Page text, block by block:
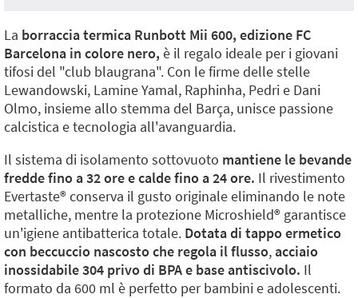
La borraccia termica Runbott Mii 600, edizione FC
Barcelona in colore nero, è il regalo ideale per i giovani
tifosi del "club blaugrana". Con le firme delle stelle
Lewandowski, Lamine Yamal, Raphinha, Pedri e Dani
Olmo, insieme allo stemma del Barça, unisce passione
calcistica e tecnologia all'avanguardia.
Il sistema di isolamento sottovuoto mantiene le bevande
fredde fino a 32 ore e calde fino a 24 ore. Il rivestimento
Evertaste®️ conserva il gusto originale eliminando le note
metalliche, mentre la protezione Microshield®️ garantisce
un'igiene antibatterica totale. Dotata di tappo ermetico
con beccuccio nascosto che regola il flusso,acciaio
inossidabile 304 privo di BPA e base antiscivolo. Il
formato da 600 ml è perfetto per bambini e adolescenti.